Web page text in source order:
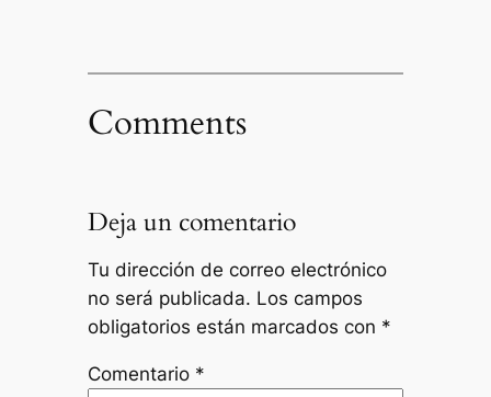
Comments
Deja un comentario
Tu dirección de correo electrónico
no será publicada. Los campos
obligatorios están marcados con *
Comentario *